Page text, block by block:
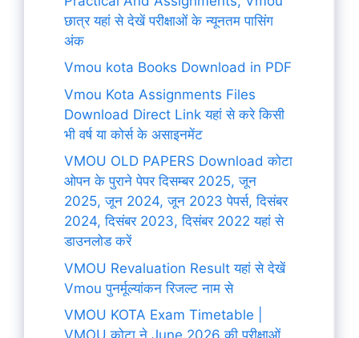
छात्र यहां से देखें परीक्षाओं के न्यूनतम पासिंग
अंक
Vmou kota Books Download in PDF
Vmou Kota Assignments Files
Download Direct Link यहां से करे किसी
भी वर्ष या कोर्स के असाइनमेंट
VMOU OLD PAPERS Download कोटा
ओपन के पुराने पेपर दिसम्बर 2025, जून
2025, जून 2024, जून 2023 पेपर्स, दिसंबर
2024, दिसंबर 2023, दिसंबर 2022 यहां से
डाउनलोड करें
VMOU Revaluation Result यहां से देखें
Vmou पुनर्मूल्यांकन रिजल्ट नाम से
VMOU KOTA Exam Timetable |